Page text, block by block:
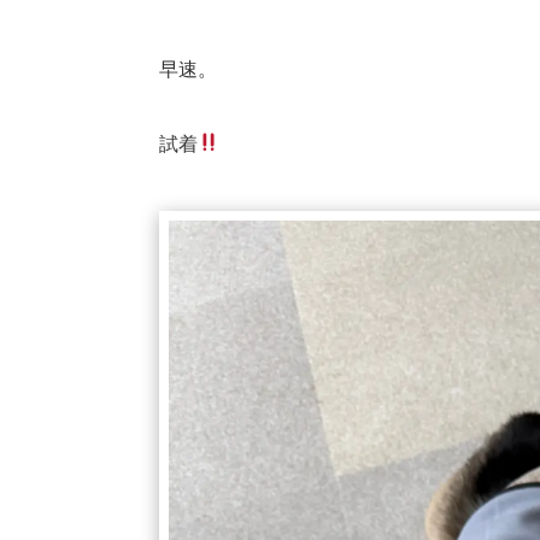
早速。
試着